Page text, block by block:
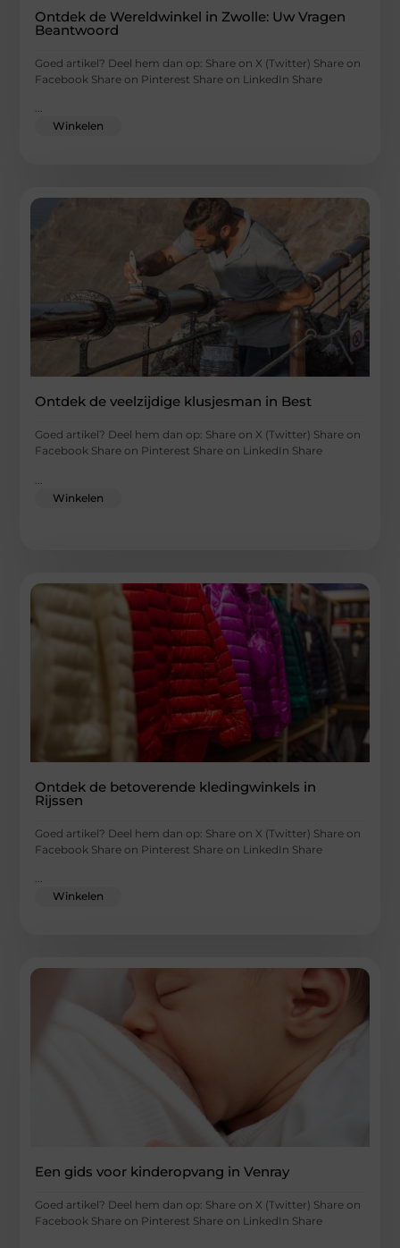
Ontdek de Wereldwinkel in Zwolle: Uw Vragen
Beantwoord
Goed artikel? Deel hem dan op: Share on X (Twitter) Share on
Facebook Share on Pinterest Share on LinkedIn Share
...
Winkelen
Ontdek de veelzijdige klusjesman in Best
Goed artikel? Deel hem dan op: Share on X (Twitter) Share on
Facebook Share on Pinterest Share on LinkedIn Share
Winkelen
Ontdek de betoverende kledingwinkels in
Rijssen
Goed artikel? Deel hem dan op: Share on X (Twitter) Share on
Facebook Share on Pinterest Share on LinkedIn Share
...
Winkelen
Een gids voor kinderopvang in Venray
Goed artikel? Deel hem dan op: Share on X (Twitter) Share on
Facebook Share on Pinterest Share on LinkedIn Share